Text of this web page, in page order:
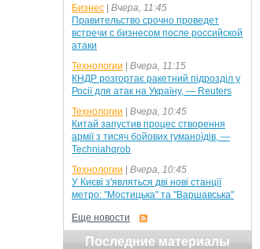
Бизнес
Вчера, 11:45
Правительство срочно проведет
встречи с бизнесом после российской
атаки
Технологии
Вчера, 11:15
КНДР розгортає ракетний підрозділ у
Росії для атак на Україну, — Reuters
Технологии
Вчера, 10:45
Китай запустив процес створення
армії з тисяч бойових гуманоїдів, —
Techniahqrob
Технологии
Вчера, 10:45
У Києві з'являться дві нові станції
метро: "Мостицька" та "Варшавська"
Еще новости
Последние материалы